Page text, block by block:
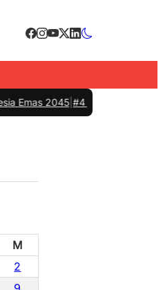
- HUT Bhayangkari ke-80,
M
2